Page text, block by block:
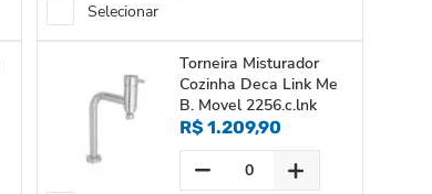
Selecionar
Torneira Misturador
Cozinha Deca Link Me
B. Movel 2256.c.lnk
R$ 1.209,90